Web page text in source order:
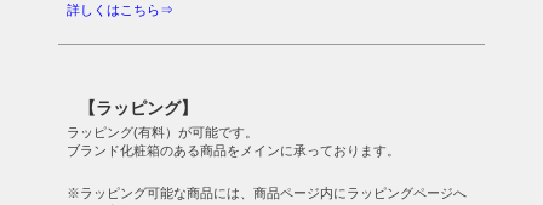
詳しくはこちら⇒
【ラッピング】
ラッピング(有料）が可能です。
ブランド化粧箱のある商品をメインに承っております。
※ラッピング可能な商品には、商品ページ内にラッピングページへ